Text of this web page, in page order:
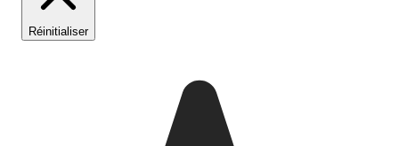
Réinitialiser